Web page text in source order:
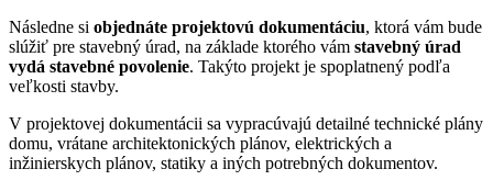
Následne si objednáte projektovú dokumentáciu, ktorá vám bude
slúžiť pre stavebný úrad, na základe ktorého vám stavebný úrad
vydá stavebné povolenie. Takýto projekt je spoplatnený podľa
veľkosti stavby.
V projektovej dokumentácii sa vypracúvajú detailné technické plány
domu, vrátane architektonických plánov, elektrických a
inžinierskych plánov, statiky a iných potrebných dokumentov.